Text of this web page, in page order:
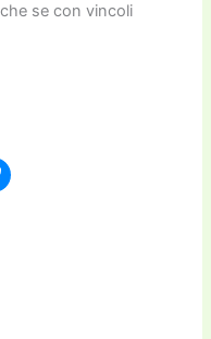
se con vincoli